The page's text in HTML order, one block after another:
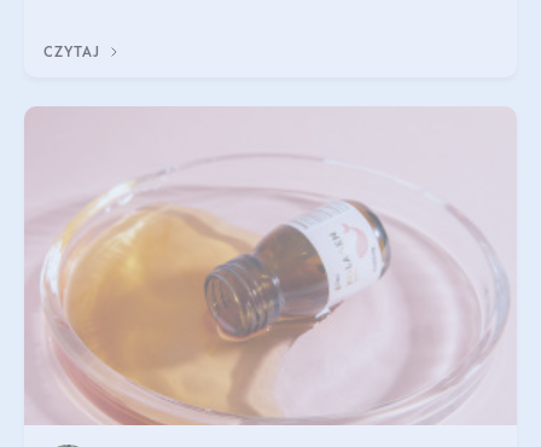
wysokiej jakości suplem
CZYTAJ